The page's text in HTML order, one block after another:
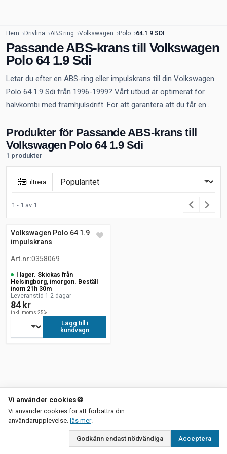
Hem Drivlina ABS ring Volkswagen Polo 64.1 9 SDI
Passande ABS-krans till Volkswagen
Polo 64 1.9 Sdi
Letar du efter en ABS-ring eller impulskrans till din Volkswagen
Polo 64 1.9 Sdi från 1996-1999? Vårt utbud är optimerat för
halvkombi med framhjulsdrift. För att garantera att du får en...
Produkter för Passande ABS-krans till
Volkswagen Polo 64 1.9 Sdi
1 produkter
Filtrera
1 - 1 av 1
Volkswagen Polo 64 1.9 SDI
impulskrans
Art.nr:0358069
I lager. Skickas från
Helsingborg, imorgon. Beställ
inom 21h 30m
Leveranstid 1-2 dagar
84 kr
inkl. moms 25%
Lägg till i
kundvagn
Vi använder cookies🍪
Vi använder cookies för att förbättra din
användarupplevelse. läs merom vår integritetspolicy
.
Godkänn endast nödvändiga Acceptera